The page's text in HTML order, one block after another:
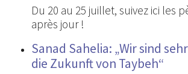
Du 20 au 25 juillet, suivez ici les
après jour !
Sanad Sahelia: „Wir sind
die Zukunft von Taybeh“